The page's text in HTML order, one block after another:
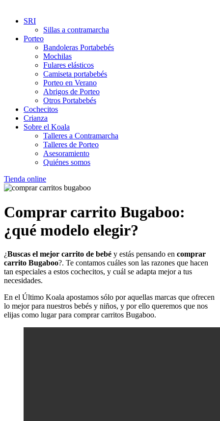
SRI
Sillas a contramarcha
Porteo
Bandoleras Portabebés
Mochilas
Fulares elásticos
Camiseta portabebés
Porteo en Verano
Abrigos de Porteo
Otros Portabebés
Cochecitos
Crianza
Sobre el Koala
Talleres a Contramarcha
Talleres de Porteo
Asesoramiento
Quiénes somos
Tienda online
Comprar carrito Bugaboo:
¿qué modelo elegir?
¿Buscas el mejor carrito de bebé y estás pensando en comprar
carrito Bugaboo?. Te contamos cuáles son las razones que hacen
tan especiales a estos cochecitos, y cuál se adapta mejor a tus
necesidades.
En el Último Koala apostamos sólo por aquellas marcas que ofrecen
lo mejor para nuestros bebés y niños, y por ello queremos que nos
elijas como lugar para comprar carritos Bugaboo.